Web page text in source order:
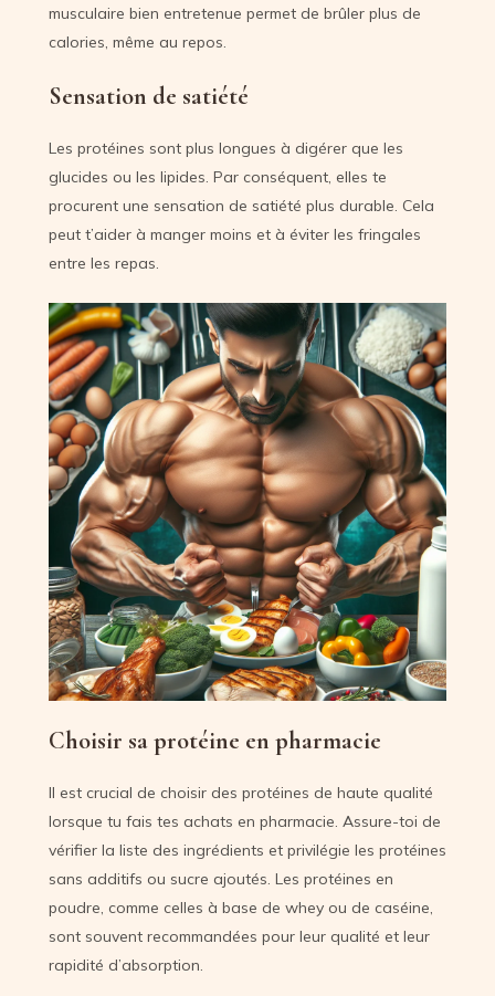
musculaire bien entretenue permet de brûler plus de
calories, même au repos.
Sensation de satiété
Les protéines sont plus longues à digérer que les
glucides ou les lipides. Par conséquent, elles te
procurent une sensation de satiété plus durable. Cela
peut t’aider à manger moins et à éviter les fringales
entre les repas.
Choisir sa protéine en pharmacie
Il est crucial de choisir des protéines de haute qualité
lorsque tu fais tes achats en pharmacie. Assure-toi de
vérifier la liste des ingrédients et privilégie les protéines
sans additifs ou sucre ajoutés. Les protéines en
poudre, comme celles à base de whey ou de caséine,
sont souvent recommandées pour leur qualité et leur
rapidité d’absorption.